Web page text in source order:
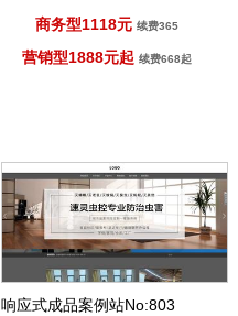
商务型1118元续费365
营销型1888元起续费668起
响应式成品案例站No:803